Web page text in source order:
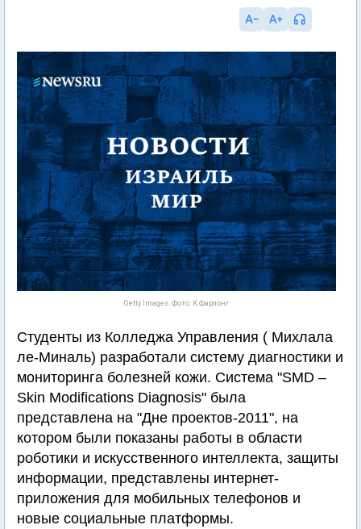
Getty Images. Фото: К.Фарлонг
Студенты из Колледжа Управления ( Михлала
ле-Миналь) разработали систему диагностики и
мониторинга болезней кожи. Система "SMD –
Skin Modifications Diagnosis" была
представлена на "Дне проектов-2011", на
котором были показаны работы в области
роботики и искусственного интеллекта, защиты
информации, представлены интернет-
приложения для мобильных телефонов и
новые социальные платформы.